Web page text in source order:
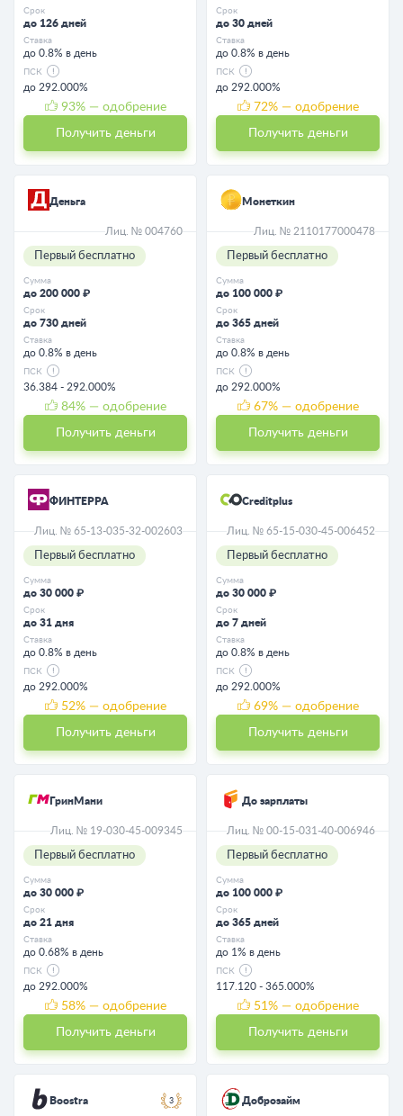
Срок
до 126 дней
Ставка
до 0.8% в день
ПСК
до 292.000%
93% — одобрение
Получить деньги
Срок
до 30 дней
Ставка
до 0.8% в день
ПСК
до 292.000%
72% — одобрение
Получить деньги
Деньга
Лиц. № 004760
Первый бесплатно
Сумма
до 200 000 ₽
Срок
до 730 дней
Ставка
до 0.8% в день
ПСК
36.384 - 292.000%
84% — одобрение
Получить деньги
Монеткин
Лиц. № 2110177000478
Первый бесплатно
Сумма
до 100 000 ₽
Срок
до 365 дней
Ставка
до 0.8% в день
ПСК
до 292.000%
67% — одобрение
Получить деньги
ФИНТЕРРА
Лиц. № 65-13-035-32-002603
Первый бесплатно
Сумма
до 30 000 ₽
Срок
до 31 дня
Ставка
до 0.8% в день
ПСК
до 292.000%
52% — одобрение
Получить деньги
Creditplus
Лиц. № 65-15-030-45-006452
Первый бесплатно
Сумма
до 30 000 ₽
Срок
до 7 дней
Ставка
до 0.8% в день
ПСК
до 292.000%
69% — одобрение
Получить деньги
ГринМани
Лиц. № 19-030-45-009345
Первый бесплатно
Сумма
до 30 000 ₽
Срок
до 21 дня
Ставка
до 0.68% в день
ПСК
до 292.000%
58% — одобрение
Получить деньги
До зарплаты
Лиц. № 00-15-031-40-006946
Первый бесплатно
Сумма
до 100 000 ₽
Срок
до 365 дней
Ставка
до 1% в день
ПСК
117.120 - 365.000%
51 % — одобрение
Получить деньги
Boostra 3 Доброзайм